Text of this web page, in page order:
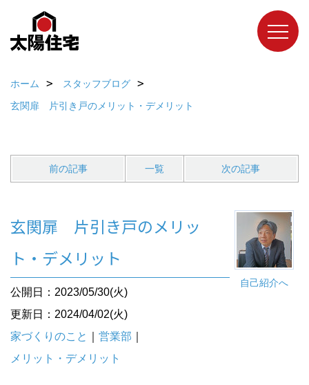
ホーム
スタッフブログ
玄関扉 片引き戸のメリット・デメリット
前の記事 一覧 次の記事
自己紹介へ
玄関扉 片引き戸のメリッ
ト・デメリット
公開日：2023/05/30(火)
更新日：2024/04/02(火)
家づくりのこと
営業部
メリット・デメリット